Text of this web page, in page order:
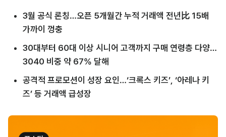
3월 공식 론칭…오픈 5개월간 누적 거래액 전년比 15배
가까이 껑충
30대부터 60대 이상 시니어 고객까지 구매 연령층 다양…
3040 비중 약 67% 달해
공격적 프로모션이 성장 요인…‘크록스 키즈’, ‘아레나 키
즈’ 등 거래액 급성장